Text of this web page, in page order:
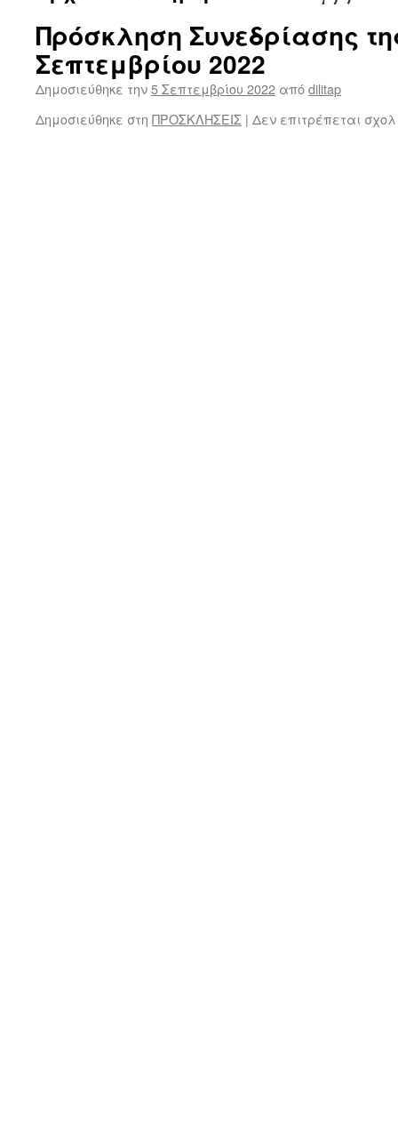
Πρόσκληση Συνεδρίασης
Σεπτεμβρίου 2022
Δημοσιεύθηκε την5 Σεπτεμβρίου 2022 απόdilitap
Δημοσιεύθηκε στη ΠΡΟΣΚΛΗΣΕΙΣ | Δεν επιτρέπεται